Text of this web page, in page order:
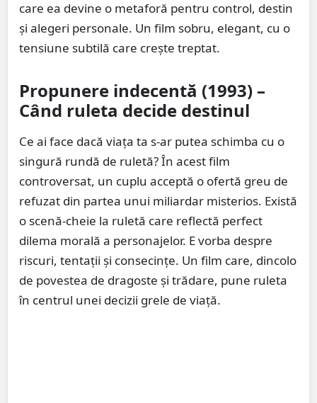
care ea devine o metaforă pentru control, destin
și alegeri personale. Un film sobru, elegant, cu o
tensiune subtilă care crește treptat.
Propunere indecentă (1993) –
Când ruleta decide destinul
Ce ai face dacă viața ta s-ar putea schimba cu o
singură rundă de ruletă? În acest film
controversat, un cuplu acceptă o ofertă greu de
refuzat din partea unui miliardar misterios. Există
o scenă-cheie la ruletă care reflectă perfect
dilema morală a personajelor. E vorba despre
riscuri, tentații și consecințe. Un film care, dincolo
de povestea de dragoste și trădare, pune ruleta
în centrul unei decizii grele de viață.